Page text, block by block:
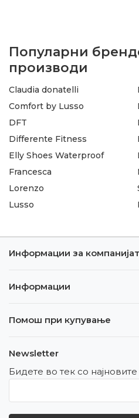
Популарни
производи
Claudia donatelli
Comfort by Lusso
DFT
Differente Fitness
Elly Shoes Waterproof
Francesca
Lorenzo
Lusso
Информации за
Информации
Помош при купување
Newsletter
Бидете во тек со